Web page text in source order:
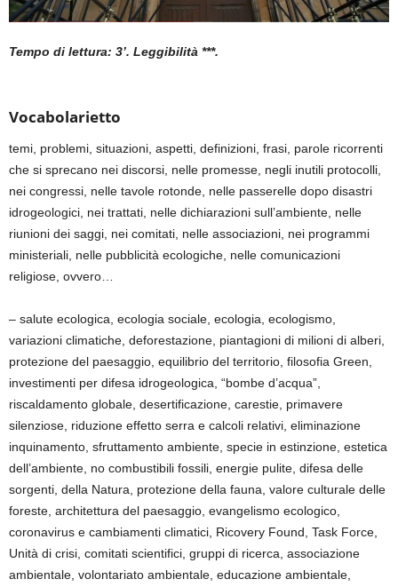
Tempo di lettura: 3’. Leggibilità ***.
Vocabolarietto
temi, problemi, situazioni, aspetti, definizioni, frasi, parole ricorrenti
che si sprecano nei discorsi, nelle promesse, negli inutili protocolli,
nei congressi, nelle tavole rotonde, nelle passerelle dopo disastri
idrogeologici, nei trattati, nelle dichiarazioni sull’ambiente, nelle
riunioni dei saggi, nei comitati, nelle associazioni, nei programmi
ministeriali, nelle pubblicità ecologiche, nelle comunicazioni
religiose, ovvero…
– salute ecologica, ecologia sociale, ecologia, ecologismo,
variazioni climatiche, deforestazione, piantagioni di milioni di alberi,
protezione del paesaggio, equilibrio del territorio, filosofia Green,
investimenti per difesa idrogeologica, “bombe d’acqua”
riscaldamento globale, desertificazione, carestie , primavere
silenziose, riduzione effetto serra e calcoli relativi, eliminazione
inquinamento, sfruttamento ambiente, specie in estinzione, estetica
dell’ambiente, no combustibili fossili , energie pulite , difesa delle
sorgenti, della Natura, protezione della fauna, valore culturale delle
foreste, architettura del paesaggio, evangelismo ecologico,
coronavirus e cambiamenti climatici, Ricovery Found , Task Force,
Unità di crisi, comitati scientifici, gruppi di ricerca, associazione
ambientale, volontariato ambientale, educazione ambientale,